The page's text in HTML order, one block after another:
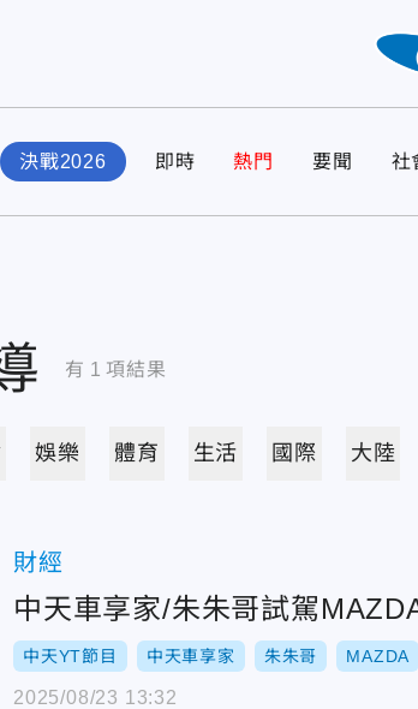
決戰2026 即時 熱門 要聞 社
有 1 項結果
娛樂 體育 生活 國際 大陸
財經
中天車享家/朱朱哥試駕
中天YT節目 中天車享家 朱朱哥 MAZDA
2025/08/23 13:32